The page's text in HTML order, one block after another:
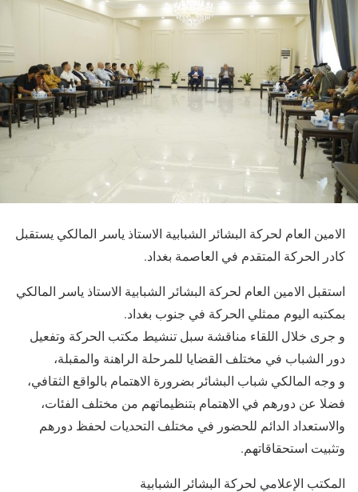
الامين العام لحركة البشائر الشبابية الاستاذ ياسر المالكي يستقبل
كادر الحركة المتقدم في العاصمة بغداد.
استقبل الامين العام لحركة البشائر الشبابية الاستاذ ياسر المالكي
بمكتبه اليوم ممثلي الحركة في جنوب بغداد.
و جرى خلال اللقاء مناقشة سبل تنشيط مكتب الحركة وتفعيل
دور الشباب في مختلف القضايا للمرحلة الراهنة والمقبلة،
و وجه المالكي شباب البشائر بضرورة الاهتمام بالواقع الثقافي،
فضلا عن دورهم في الاهتمام بتنظيماتهم من مختلف الفئات،
والاستعداد الدائم للحضور في مختلف التحديات لحفظ دورهم
وتثبيت استحقاقاتهم.
المكتب الإعلامي لحركة البشائر الشبابية